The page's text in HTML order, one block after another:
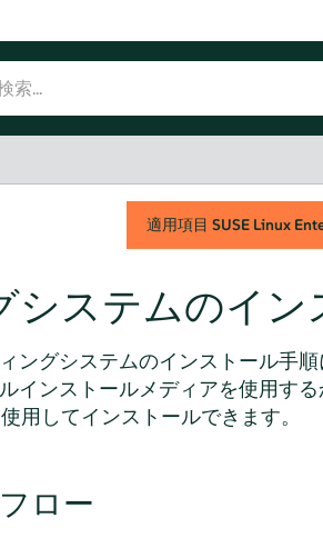
適用項目 SUSE Linux
システムのイン
ングシステムのインストール手
インストールメディアを使用す
用してインストールできます。
ロー